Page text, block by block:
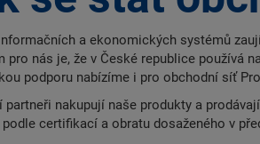
a ekonomických systémů
pro nás je, že v České republice používá
podporu nabízíme i pro obchodní síť
partneři nakupují naše produkty a
certifikací a obratu dosaženého v